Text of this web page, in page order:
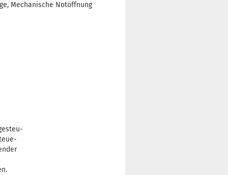
Mechanische Notöffnung